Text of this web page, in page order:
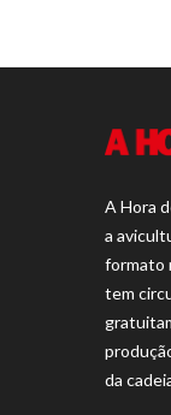
A Hora
a
formato
tem
da